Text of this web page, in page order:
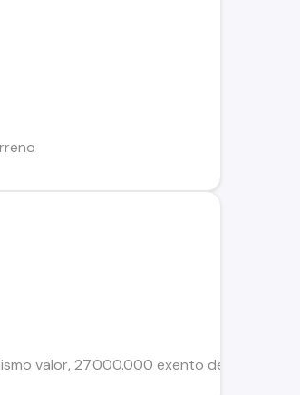
valor, 27.000.000 exento de